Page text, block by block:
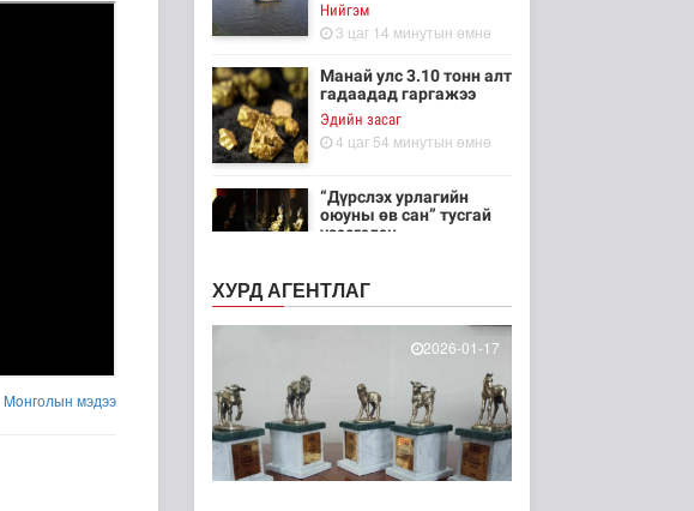
Moнголын мэдээ
Нийгэм
3 цаг 14 минутын өмнө
Манай улс 3.10 тонн алт
гадаадад гаргажээ
Эдийн засаг
4 цаг 54 минутын өмнө
“Дүрслэх урлагийн
оюуны өв сан” тусгай
үзэсгэлэн..
5 цаг 44 минутын өмнө
Олон улсын хиймэл
оюуны гуравдугаар
олимпиадаас ..
Нийгэм
6 цаг 34 минутын өмнө
Цэцэрлэгийн цахим
бүртгэл маргааш
эхэлнэ
ХУРД АГЕНТЛАГ
2026-01-17